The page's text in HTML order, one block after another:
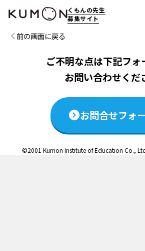
くもんの先生
募集サイト
この説明会は終了い
前の画面に戻る
ご不明な点は下記フォ
お問い合わせくだ
お問合せフォ
©2001 Kumon Institute of Education Co.,